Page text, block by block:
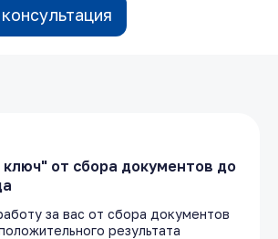
от сбора документов до
за вас от сбора документов
результата